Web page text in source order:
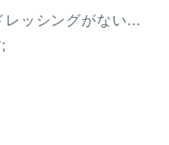
レッシングがない…